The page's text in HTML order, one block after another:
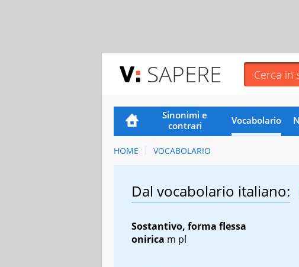
SAPERE
Sinonimi e
contrari
Vocabolario
HOME VOCABOLARIO
Dal vocabolario italiano:
Sostantivo, forma flessa
onirica m pl